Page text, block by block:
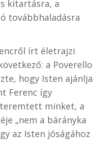
kitartásra, a
továbbhaladásra
írt életrajzi
a Poverello
hogy Isten ajánlja
Ferenc így
minket, a
„nem a bárányka
az Isten jóságához